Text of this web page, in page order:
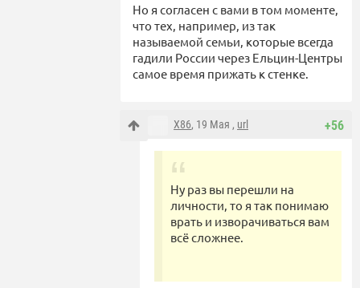
Но я согласен с вами в том моменте,
что тех, например, из так
называемой семьи, которые всегда
гадили России через Ельцин-Центры
самое время прижать к стенке.
+56
X86, 19 Мая , url
Ну раз вы перешли на
личности, то я так понимаю
врать и изворачиваться вам
всё сложнее.